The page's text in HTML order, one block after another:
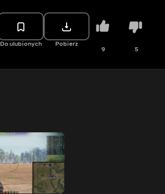
Do ulubionych Pobierz
9 5